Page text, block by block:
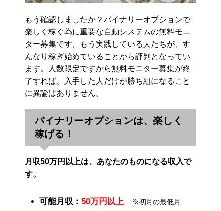
もう確認しましたか？バイナリーオプションで
楽しく稼ぐ為に重要な自動システムの無料モニ
ター募集です。もう実践している人たちが、す
んなり稼ぎ始めていることから評判となってい
ます。人数限定ですから無料モニター募集が終
了すれば、入手した人だけが勝ち組になること
に異論はありません。
バイナリーオプションは、楽しく
稼げる！
月収50万円以上は、あなたのものになる収入で
す。
可能月収： 50万円以上
※初月の最低月